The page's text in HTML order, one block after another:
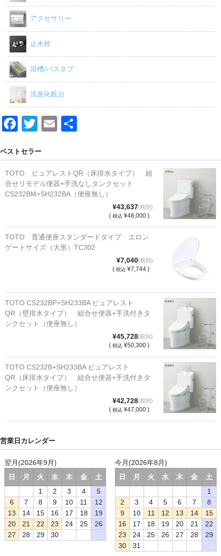
アクセサリー
止水栓
浴槽/バスタブ
洗面化粧台
F
c
e
b
k
T
tt
er
E
ベストセラー
TOTO ピュアレストQR（床排水タイプ） 組
合せリモデル便器+手洗なしタンクセット
CS232BM+SH232BA（便座無し）
¥43,637(税別)
( 税込 ¥48,000 )
TOTO 普通便座スタンダードタイプ エロン
ゲートサイズ（大形）TC302
¥7,040(税別)
( 税込 ¥7,744 )
TOTO CS232BP+SH233BA ピュアレスト
QR（壁排水タイプ） 組合せ便器+手洗付きタ
ンクセット（便座無し）
¥45,728(税別)
( 税込 ¥50,300 )
TOTO CS232B+SH233BA ピュアレスト
QR（床排水タイプ） 組合せ便器+手洗付きタ
ンクセット（便座無し）
¥42,728(税別)
( 税込 ¥47,000 )
営業日カレンダー
今月(2026年8月)
日
月 火 水 木 金
土
1
2
3 4 5 6 7
8
9
10 11 12 13 14
15
16
17 18 19 20 21
22
23
24 25 26 27 28
29
30
31
翌月(2026年9月)
日
月 火 水 木 金
土
1
2 3 4
5
6
7 8 9 10 11
12
13
14 15 16 17 18
19
20
21 22 23 24 25
26
27
28 29 30